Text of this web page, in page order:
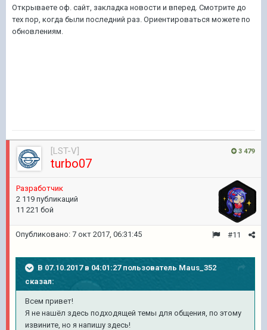
Открываете оф. сайт, закладка новости и вперед. Смотрите до
тех пор, когда были последний раз. Ориентироваться можете по
обновлениям.
3 479
[LST-V]
turbo07
Разработчик
2 119 публикаций
11 221 бой
#11
Опубликовано: 7 окт 2017, 06:31:45
В 07.10.2017 в 04:01:27 пользователь Maus_352
сказал:
Всем привет!
Я не нашёл здесь подходящей темы для общения, по этому
извините, но я напишу здесь!